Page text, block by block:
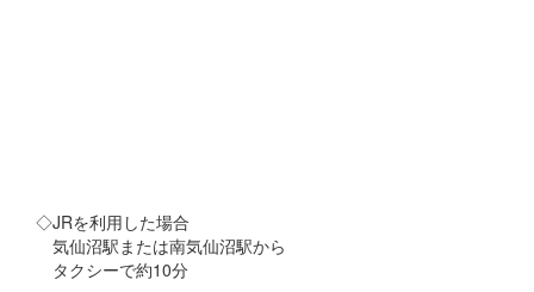
◇JRを利用した場合
気仙沼駅または南気仙沼駅から
タクシーで約10分